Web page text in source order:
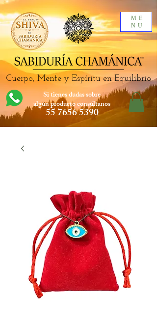
ME
NU
Cuerpo, Mente y Espíritu en Equilibrio
Si tienes dudas sobre
algún productoconsúltanos
55 7656 5390